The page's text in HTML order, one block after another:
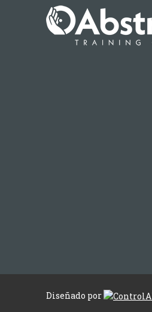
Diseñado por